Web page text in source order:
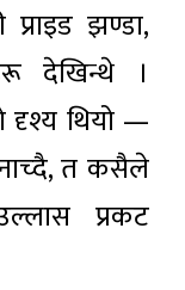
प्राइड झण्डा,
देखिन्थे ।
थियो —
त कसैले
प्रकट